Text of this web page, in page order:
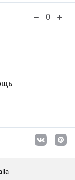
0